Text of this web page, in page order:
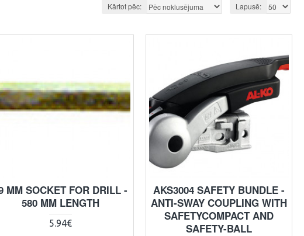
Kārtot pēc: Lapusē:
MM SOCKET FOR DRILL -
580 MM LENGTH
5.94€
AKS3004 SAFETY BUNDLE -
ANTI-SWAY COUPLING WITH
SAFETYCOMPACT AND
SAFETY-BALL